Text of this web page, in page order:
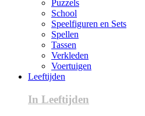
Puzzels
School
Speelfiguren en Sets
Spellen
Tassen
Verkleden
Voertuigen
Leeftijden
In Leeftijden